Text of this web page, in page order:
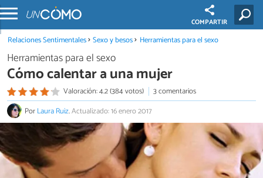
COMPARTIR
Relaciones Sentimentales Sexo y besos Herramientas para el sexo
Herramientas para el sexo
Cómo calentar a una mujer
Valoración: 4.2 (384 votos)
3 comentarios
PorLaura Ruiz.Actualizado: 16 enero 2017